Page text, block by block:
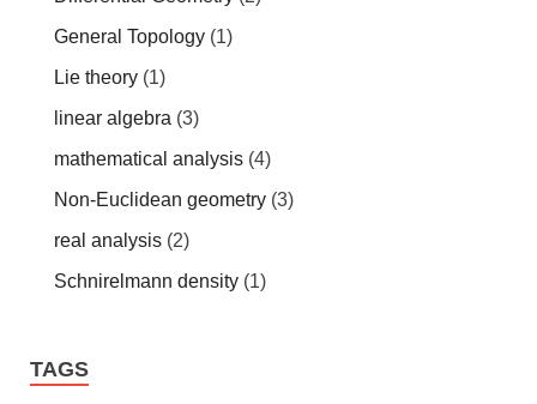
General Topology (1)
Lie theory (1)
linear algebra (3)
mathematical analysis (4)
Non-Euclidean geometry (3)
real analysis (2)
Schnirelmann density (1)
TAGS